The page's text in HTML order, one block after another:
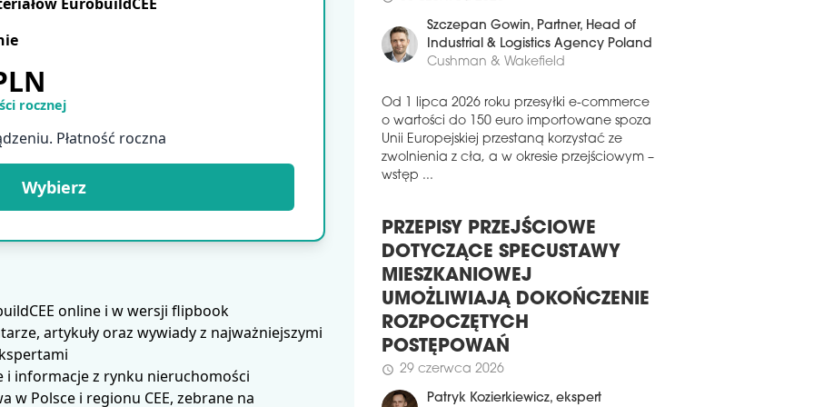
rocznej
Płatność roczna
Wybierz
online i w wersji flipbook
artykuły oraz wywiady z najważniejszymi
i informacje z rynku nieruchomości
w Polsce i regionu CEE, zebrane na
powierzchni dystrybucyjnej w nowo
wybudowanym magazynie na terenie
kompleksu CTPark Louny II w Czechach.
schedule 30 lipca 2026
BYDGOSZCZY
Firma CTP ogłosiła start nowej inwestycji o
nazwie CTPark Bydgoszcz. Nowoczesny
kompleks przemysłowo-logistyczny zaoferuje
zaplanowano na najbliższe miesiące.
schedule 29 lipca 2026
MICROHARVEST WYBUDUJE
PIERWSZĄ W EUROPIE FABRYKĘ
BIAŁKA MIKROBIOLOGICZNEGO
Firma MicroHarvest planuje budowę
innowacyjnego zakładu produkcji białka
mikrobiologicznego w niemieckiej
miejscowości Leuna. Będzie to pierwsza
30 czerwca 2026
Szczepan Gowin, Partner, Head of
Industrial & Logistics Agency Poland
Od 1 lipca 2026 roku przesyłki e-commerce
o wartości do 150 euro importowane spoza
Unii Europejskiej przestaną korzystać ze
zwolnienia z cła, a w okresie przejściowym –
PRZEPISY PRZEJŚCIOWE
DOTYCZĄCE SPECUSTAWY
MIESZKANIOWEJ
UMOŻLIWIAJĄ DOKOŃCZENIE
ROZPOCZĘTYCH
POSTĘPOWAŃ
schedule 29 czerwca 2026